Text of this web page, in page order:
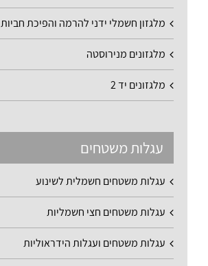
מלגזון חשמלי ידני להרמה והפיכת חביות
מלגזונים מנירוסטה
מלגזונים יד 2
עגלות משטחים
עגלות משטחים חשמלית לשינוע
עגלות משטחים חצי חשמליות
עגלות משטחים ועגלות הידראוליות